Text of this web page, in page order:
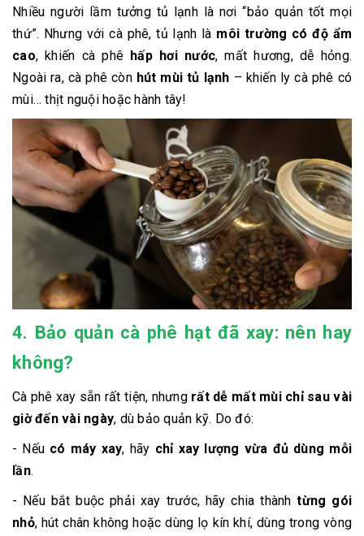
Nhiều người lầm tưởng tủ lạnh là nơi “bảo quản tốt mọi
thứ”. Nhưng với cà phê, tủ lạnh là môi trường có độ ẩm
cao, khiến cà phê hấp hơi nước, mất hương, dễ hỏng.
Ngoài ra, cà phê còn hút mùi tủ lạnh – khiến ly cà phê có
mùi… thịt nguội hoặc hành tây!
4. Bảo quản cà phê hạt đã xay: nên hay
không?
Cà phê xay sẵn rất tiện, nhưng rất dễ mất mùi chỉ sau vài
giờ đến vài ngày, dù bảo quản kỹ. Do đó:
- Nếu có máy xay, hãy chỉ xay lượng vừa đủ dùng mỗi
lần.
- Nếu bắt buộc phải xay trước, hãy chia thànhtừng gói
nhỏ, hút chân không hoặc dùng lọ kín khí, dùng trong vòng